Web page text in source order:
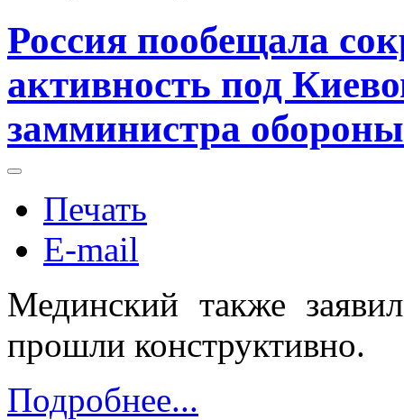
Россия пообещала
активность под
замминистра
Печать
E-mail
Мединский также
прошли конструктивно.
Подробнее...